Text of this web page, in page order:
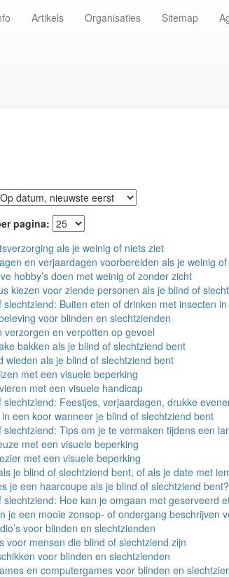
Artikels Organisaties Sitemap
pagina:
als je weinig of niets ziet
en verjaardagen voorbereiden als je weinig
hobby’s doen met weinig of zonder zicht
kiezen voor ziende personen als je blind of
slechtziend: Buiten eten of drinken met insecten
voor blinden en slechtzienden
verzorgen en verpotten op gevoel
bakken als je blind of slechtziend bent
wieden als je blind of slechtziend bent
met een visuele beperking
met een visuele handicap
slechtziend: Feestjes, verjaardagen, drukke
een koor wanneer je blind of slechtziend bent
slechtziend: Tips om je te vermaken tijdens een
met een visuele beperking
met een visuele beperking
je blind of slechtziend bent, of als je date met
je een haarcoupe als je blind of slechtziend bent?
slechtziend: Hoe kan je omgaan met geserveerd
je een mooie zonsop- of ondergang beschrijven
voor blinden en slechtzienden
voor mensen die blind of slechtziend zijn
voor blinden en slechtzienden
en computergames voor blinden en